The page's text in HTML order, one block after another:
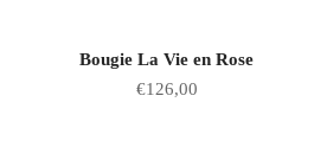
Bougie La Vie en Rose
Prix de vente
€126,00